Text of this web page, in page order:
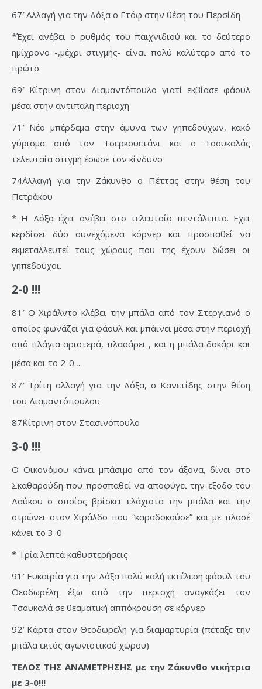
67′ Αλλαγή για την Δόξα ο Ετόφ στην θέση του Περσίδη
*Έχει ανέβει ο ρυθμός του παιχνιδιού και το δεύτερο
ημίχρονο -,μέχρι στιγμής- είναι πολύ καλύτερο από το
πρώτο.
69′ Κίτρινη στον Διαμαντόπουλο γιατί εκβίασε φάουλ
μέσα στην αντιπαλη περιοχή
71′ Νέο μπέρδεμα στην άμυνα των γηπεδούχων, κακό
γύρισμα από τον Τσερκουετάνι και ο Τσουκαλάς
τελευταία στιγμή έσωσε τον κίνδυνο
74΄Αλλαγή για την Ζάκυνθο ο Πέττας στην θέση του
Πετράκου
* Η Δόξα έχει ανέβει στο τελευταίο πεντάλεπτο. Εχει
κερδίσει δύο συνεχόμενα κόρνερ και προσπαθεί να
εκμεταλλευτεί τους χώρους που της έχουν δώσει οι
γηπεδούχοι.
2-0 !!!
81′ Ο Χιράλντο κλέβει την μπάλα από τον Στεργιανό ο
οποίος φωνάζει για φάουλ και μπάινει μέσα στην περιοχή
από πλάγια αριστερά, πλασάρει , και η μπάλα δοκάρι και
μέσα και το 2-0...
87′ Τρίτη αλλαγή για την Δόξα, ο Κανετίδης στην θέση
του Διαμαντόπουλου
87΄Κίτρινη στον Στασινόπουλο
3-0 !!!
Ο Οικονόμου κάνει μπάσιμο από τον άξονα, δίνει στο
Σκαθαρούδη που προσπαθεί να αποφύγει την έξοδο του
Δαύκου ο οποίος βρίσκει ελάχιστα την μπάλα και την
στρώνει στον Χιράλδο που “καραδοκούσε” και με πλασέ
κάνει το 3-0
* Τρία λεπτά καθυστερήσεις
91′ Ευκαιρία για την Δόξα πολύ καλή εκτέλεση φάουλ του
Θεοδωρέλη έξω από την περιοχή αναγκάζει τον
Τσουκαλά σε θεαματική αππόκρουση σε κόρνερ
92′ Κάρτα στον Θεοδωρέλη για διαμαρτυρία (πέταξε την
μπάλα εκτός αγωνιστικού χώρου)
ΤΕΛΟΣ ΤΗΣ ΑΝΑΜΕΤΡΗΣΗΣ με την Ζάκυνθο νικήτρια
με 3-0!!!